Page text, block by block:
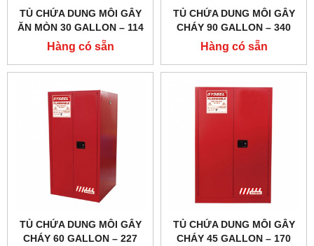
TỦ CHỨA DUNG MÔI GÂY
ĂN MÒN 30 GALLON – 114
LÍT, CỬA TỰ ĐÓNG,HÃNG
SYSBEL MODEL:
WA810301B
Hàng có sẵn
TỦ CHỨA DUNG MÔI GÂY
CHÁY 90 GALLON – 340
LÍT, CỬA TỰ ĐÓNG,HÃNG
SYSBEL MODEL:
WA810861R
Hàng có sẵn
TỦ CHỨA DUNG MÔI GÂY
CHÁY 60 GALLON – 227
TỦ CHỨA DUNG MÔI GÂY
CHÁY 45 GALLON – 170